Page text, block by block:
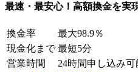
最速・最安心！高額換金を実
換金率
最大98.9％
現金化まで 最短5分
営業時間
24時間申し込み可